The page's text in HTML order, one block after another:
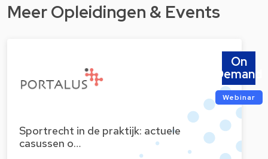
Meer Opleidingen & Events
Sportrecht in de praktijk: actuele
casussen o…
On
Demand
Webinar